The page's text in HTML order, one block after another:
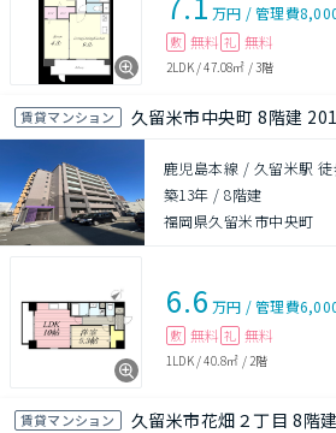
万円 /管理費
敷 無料 礼 無料
2LDK/47.08㎡ /3階
賃貸マンション 久留米市中央町 8階建
鹿児島本線 / 久留米駅 徒
築13年 /8階建
福岡県久留米市中央町
6.6 万円 /管理費
敷 無料 礼 無料
1LDK/40.8㎡ / 2階
賃貸マンション 久留米市花畑２丁目 8階